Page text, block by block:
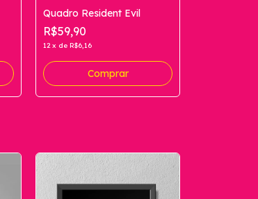
Quadro Resident Evil
R$59,90
12 x de R$6,16
Comprar